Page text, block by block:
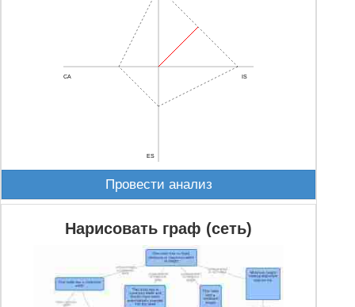
CA
ES
IS
Провести анализ
Нарисовать граф (сеть)